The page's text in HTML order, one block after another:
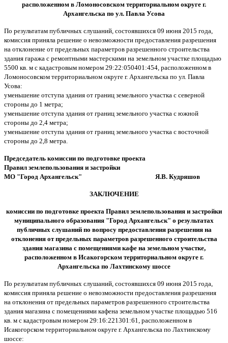
расположенном в Ломоносовском территориальном округе г.
Архангельска по ул. Павла Усова
По результатам публичных слушаний, состоявшихся 09 июня 2015 года,
комиссия приняла решение о невозможности предоставления разрешения
на отклонение от предельных параметров разрешенного строительства
здания гаража с ремонтными мастерскими на земельном участке площадью
5500 кв. м с кадастровым номером 29:22:050401:454, расположенном в
Ломоносовском территориальном округе г. Архангельска по ул. Павла
Усова:
уменьшение отступа здания от границ земельного участка с северной
стороны до 1 метра;
уменьшение отступа здания от границ земельного участка с южной
стороны до 2,4 метра;
уменьшение отступа здания от границ земельного участка с восточной
стороны до 2,8 метра.
Председатель комиссии по подготовке проекта
Правил землепользования и застройки
МО "Город Архангельск" Я.В. Кудряшов
ЗАКЛЮЧЕНИЕ
комиссии по подготовке проекта Правил землепользования и застройки
муниципального образования "Город Архангельск" о результатах
публичных слушаний по вопросу предоставления разрешения на
отклонения от предельных параметров разрешенного строительства
здания магазина с помещениями кафе на земельном участке,
расположенном в Исакогорском территориальном округе г.
Архангельска по Лахтинскому шоссе
По результатам публичных слушаний, состоявшихся 09 июня 2015 года,
комиссия приняла решение о невозможности предоставления разрешения
на отклонения от предельных параметров разрешенного строительства
здания магазина с помещениями кафена земельном участке площадью 516
кв. м с кадастровым номером 29:16:221301:61, расположенном в
Исакогорском территориальном округе г. Архангельска по Лахтинскому
шоссе: